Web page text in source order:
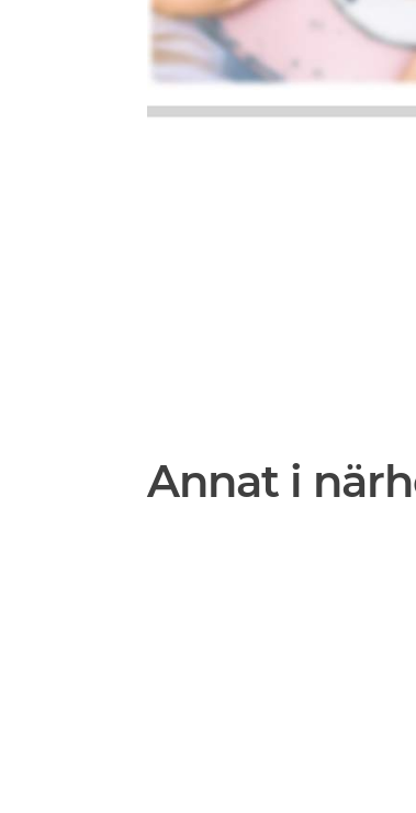
Annat i